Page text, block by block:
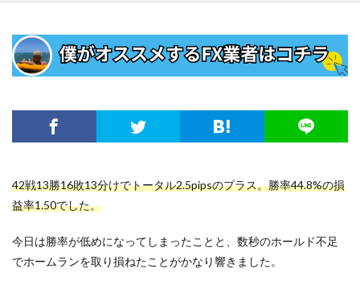
42戦13勝16敗13分けでトータル2.5pipsのプラス。勝率44.8%の損
益率1.50でした。
今日は勝率が低めになってしまったことと、数秒のホールド不足
でホームランを取り損ねたことがかなり響きました。